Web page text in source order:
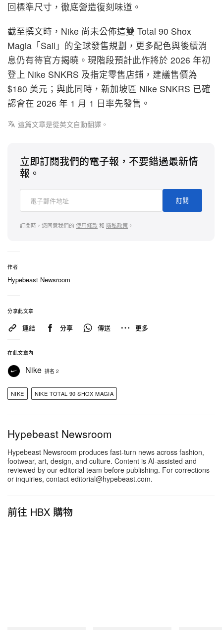
回標準尺寸，徹底營造復刻味道。
截至撰文時，Nike 尚未公佈這雙 Total 90 Shox
Magia「Sail」的全球發售規劃，更多配色與後續消
息仍有待官方揭曉。現階段預計此作將於 2026 年初
登上 Nike SNKRS 及指定零售店鋪，建議售價為
$180 美元；與此同時，新加坡區 Nike SNKRS 已確
認會在 2026 年 1 月 1 日率先發售。
這篇文章是從英文自動翻譯。
立即訂閱我們的電子報，不要錯過最新情
報。
訂閱
訂閱時，您同意我們的 使用條款和 隱私政策 。
作者
Hypebeast Newsroom
分享此文章
連結 分享 傳送 更多
在此文章內
Nike 排名 2
NIKE NIKE TOTAL 90 SHOX MAGIA
Hypebeast Newsroom
Hypebeast Newsroom produces fast-turn news across fashion,
footwear, art, design, and culture. Content is AI-assisted and
reviewed by our editorial team before publishing. For corrections
or inquiries, contact editorial@hypebeast.com.
前往 HBX 購物